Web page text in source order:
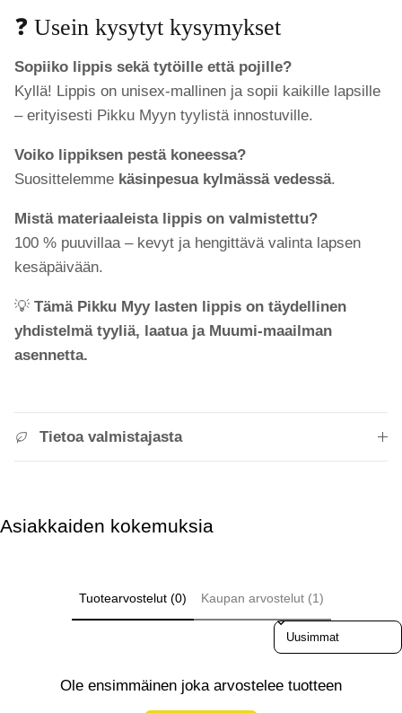
❓ Usein kysytyt kysymykset
Sopiiko lippis sekä tytöille että pojille?
Kyllä! Lippis on unisex-mallinen ja sopii kaikille lapsille
– erityisesti Pikku Myyn tyylistä innostuville.
Voiko lippiksen pestä koneessa?
Suosittelemme käsinpesua kylmässä vedessä.
Mistä materiaaleista lippis on valmistettu?
100 % puuvillaa – kevyt ja hengittävä valinta lapsen
kesäpäivään.
💡 Tämä Pikku Myy lasten lippis on täydellinen
yhdistelmä tyyliä, laatua ja Muumi-maailman
asennetta.
Tietoa valmistajasta
Asiakkaiden kokemuksia
Tuotearvostelut (0) Kaupan arvostelut (1)
Sort reviews by
Ole ensimmäinen joka arvostelee tuotteen